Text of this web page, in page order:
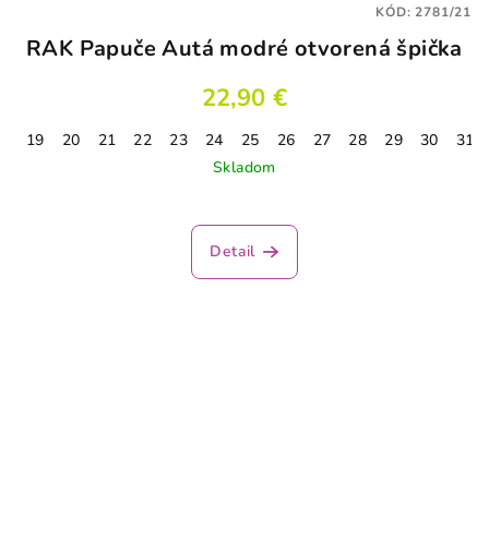
RAK Papuče Autá modré otvorená špička
22,90 €
19 20 21 22 23 24 25 26 27 28 29 30
31
Skladom
hodnotenie
produktu
Detail
KÓD:2781/21